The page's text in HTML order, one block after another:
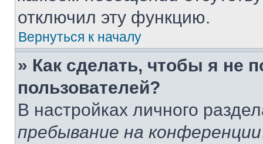
отключил эту функцию.
Вернуться к началу
» Как сделать, чтобы я не
пользователей?
В настройках личного
пребывание на конференции